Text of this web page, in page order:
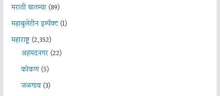
मराठी बातम्या(89)
महाबुलेटीन इम्पॅक्ट(1)
महाराष्ट्र(2,352)
अहमदनगर(22)
कोकण(5)
जळगाव(3)